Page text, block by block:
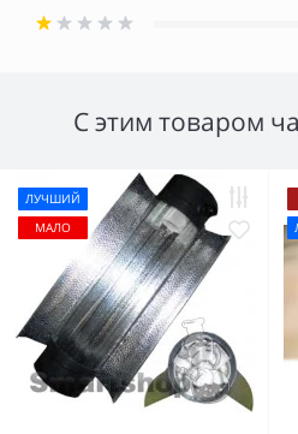
С этим товаром
ЛУЧШИЙ
МАЛО